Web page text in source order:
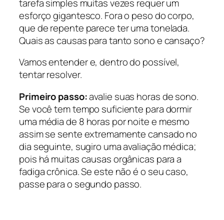
tarefa simples muitas vezes requer um
esforço gigantesco. Fora o peso do corpo,
que de repente parece ter uma tonelada.
Quais as causas para tanto sono e cansaço?
Vamos entender e, dentro do possível,
tentar resolver.
Primeiro passo:avalie suas horas de sono.
Se você tem tempo suficiente para dormir
uma média de 8 horas por noite e mesmo
assim se sente extremamente cansado no
dia seguinte, sugiro uma avaliação médica;
pois há muitas causas orgânicas para a
fadiga crônica. Se este não é o seu caso,
passe para o segundo passo.